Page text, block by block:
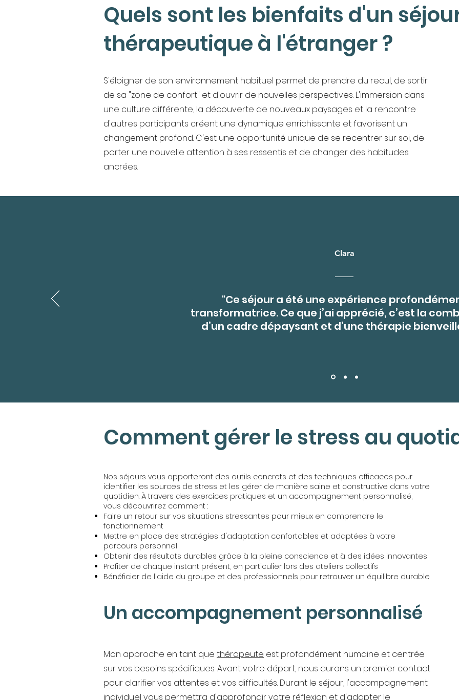
Quels sont les bienfaits d'un
thérapeutique à l'étranger ?
S'éloigner de son environnement habituel permet de prendre du recul, de sortir
de sa "zone de confort" et d'ouvrir de nouvelles perspectives. L'immersion dans
une culture différente, la découverte de nouveaux paysages et la rencontre
d'autres participants créent une dynamique enrichissante et favorisent un
changement profond. C'est une opportunité unique de se recentrer sur soi, de
porter une nouvelle attention à ses ressentis et de changer des habitudes
ancrées.
Clara
"Ce séjour a été une expérience
transformatrice. Ce que j’ai apprécié, c’est la
d’un cadre dépaysant et d’une thérapie
Comment gérer le stress au
Nos séjours vous apporteront des outils concrets et des techniques efficaces pour
identifier les sources de stress et les gérer de manière saine et constructive dans votre
quotidien. À travers des exercices pratiques et un accompagnement personnalisé,
vous découvrirez comment :
Faire un retour sur vos situations stressantes pour mieux en comprendre le
fonctionnement
Mettre en place des stratégies d'adaptation confortables et adaptées à votre
parcours personnel
Obtenir des résultats durables grâce à la pleine conscience et à des idées innovantes
Profiter de chaque instant présent, en particulier lors des ateliers collectifs
Bénéficier de l'aide du groupe et des professionnels pour retrouver un équilibre durable
Un accompagnement personnalisé
Mon approche en tant que thérapeute est profondément humaine et centrée
sur vos besoins spécifiques. Avant votre départ, nous aurons un premier contact
pour clarifier vos attentes et vos difficultés. Durant le séjour, l'accompagnement
individuel vous permettra d'approfondir votre réflexion et d'adapter le